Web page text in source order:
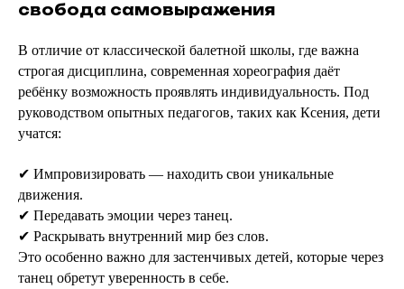
свобода самовыражения
В отличие от классической балетной школы, где важна
строгая дисциплина, современная хореография даёт
ребёнку возможность проявлять индивидуальность. Под
руководством опытных педагогов, таких как Ксения, дети
учатся:
✔ Импровизировать — находить свои уникальные
движения.
✔ Передавать эмоции через танец.
✔ Раскрывать внутренний мир без слов.
Это особенно важно для застенчивых детей, которые через
танец обретут уверенность в себе.